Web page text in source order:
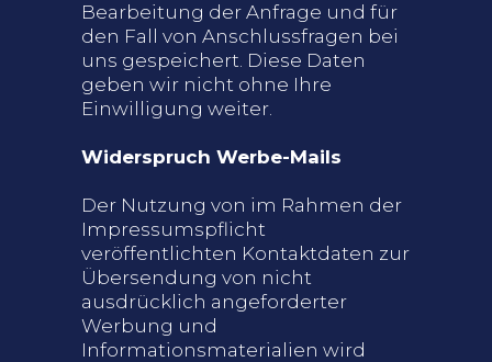
Bearbeitung der Anfrage und für
den Fall von Anschlussfragen bei
uns gespeichert. Diese Daten
geben wir nicht ohne Ihre
Einwilligung weiter.
Widerspruch Werbe-Mails
Der Nutzung von im Rahmen der
Impressumspflicht
veröffentlichten Kontaktdaten zur
Übersendung von nicht
ausdrücklich angeforderter
Werbung und
Informationsmaterialien wird